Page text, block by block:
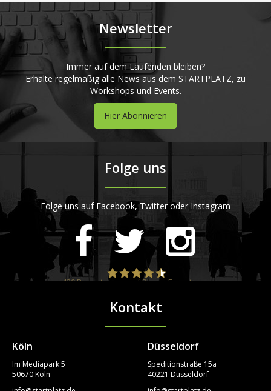
Newsletter
Immer auf dem Laufenden bleiben?
Erhalte regelmäßig alle News aus dem STARTPLATZ, zu
Workshops und Events.
Hier Abonnieren
Folge uns
Folge uns auf Facebook, Twitter oder Instagram
STARTPLATZ
420Bewertungen auf ProvenExpert.com
Kontakt
Köln
Im Mediapark 5
50670 Köln
Düsseldorf
Speditionstraße 15a
40221 Düsseldorf